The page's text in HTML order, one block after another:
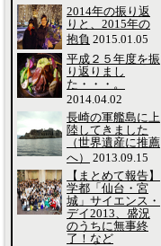
2014年の振り返
りと、2015年の
抱負 2015.01.05
平成２５年度を振
り返りまし
た・・・。
2014.04.02
長崎の軍艦島に上
陸してきました
（世界遺産に推薦
へ）
2013.09.15
【まとめて報告】
学都「仙台・宮
城」サイエンス・
デイ2013、盛況
のうちに無事終
了！など